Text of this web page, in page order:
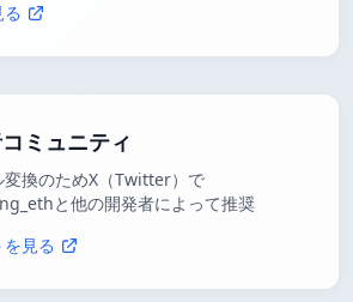
ミュニティ
変換のためX（Twitter）で
と他の開発者によって推奨
見る